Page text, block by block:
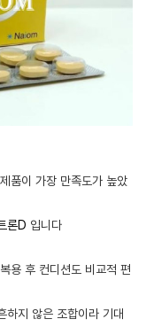
제품이 가장 만족도가 높았
론D 입니다
용 후 컨디션도 비교적 편
하지 않은 조합이라 기대